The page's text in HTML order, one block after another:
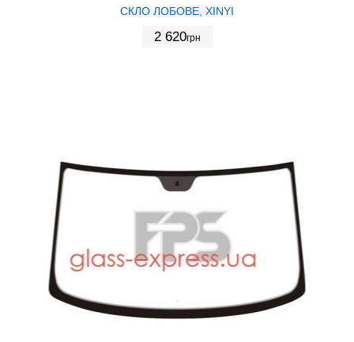
СКЛО ЛОБОВЕ, XINYI
2 620грн